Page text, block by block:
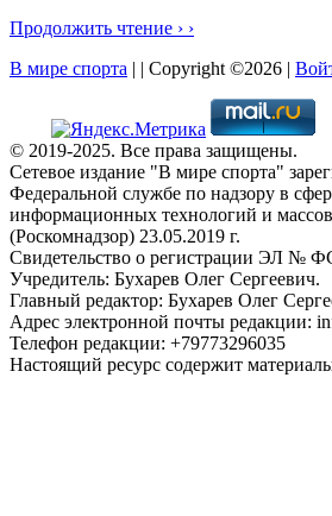
Продолжить чтение › ›
В мире спорта | | Copyright ©2026 |
© 2019-2025. Все права защищены.
Сетевое издание "В мире спорта"
Федеральной службе по надзору в
информационных технологий и
(Роскомнадзор) 23.05.2019 г.
Свидетельство о регистрации ЭЛ №
Учредитель: Бухарев Олег Сергеевич.
Главный редактор: Бухарев Олег
Адрес электронной почты редакции:
Телефон редакции: +79773296035
Настоящий ресурс содержит